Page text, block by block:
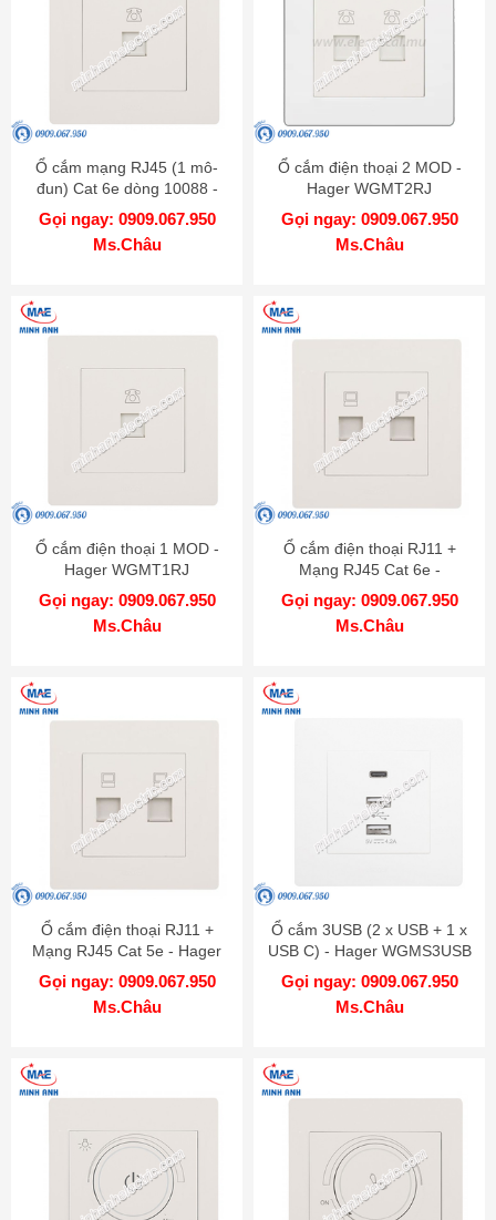
Ổ cắm mạng RJ45 (1 mô-
đun) Cat 6e dòng 10088 -
Hager WGT1RJ6
Gọi ngay: 0909.067.950
Ms.Châu
Ổ cắm điện thoại 2 MOD -
Hager WGMT2RJ
Gọi ngay: 0909.067.950
Ms.Châu
Ổ cắm điện thoại 1 MOD -
Hager WGMT1RJ
Gọi ngay: 0909.067.950
Ms.Châu
Ổ cắm điện thoại RJ11 +
Mạng RJ45 Cat 6e -
WGMT2RJRJ6
Gọi ngay: 0909.067.950
Ms.Châu
Ổ cắm điện thoại RJ11 +
Mạng RJ45 Cat 5e - Hager
WGMT2RJRJ5
Gọi ngay: 0909.067.950
Ms.Châu
Ổ cắm 3USB (2 x USB + 1 x
USB C) - Hager WGMS3USB
Gọi ngay: 0909.067.950
Ms.Châu